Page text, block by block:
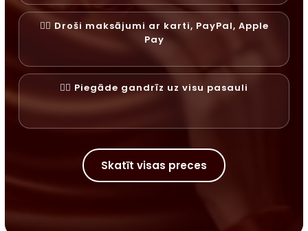
✓⃝ Droši maksājumi ar karti, PayPal, Apple
Pay
✓⃝ Piegāde gandrīz uz visu pasauli
Skatīt visas preces